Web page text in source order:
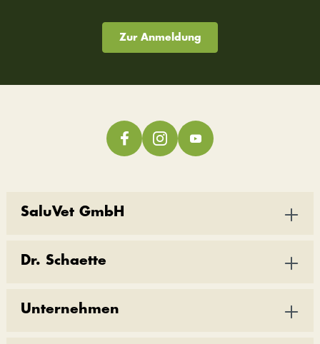
Zur Anmeldung
SaluVet GmbH
Dr. Schaette
Unternehmen